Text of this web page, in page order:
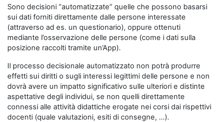
Sono decisioni “automatizzate” quelle che possono basarsi
sui dati forniti direttamente dalle persone interessate
(attraverso ad es. un questionario), oppure ottenuti
mediante l’osservazione delle persone (come i dati sulla
posizione raccolti tramite un’App).
Il processo decisionale automatizzato non potrà produrre
effetti sui diritti o sugli interessi legittimi delle persone e non
dovrà avere un impatto significativo sulle ulteriori e distinte
aspettative degli individui, se non quelli direttamente
connessi alle attività didattiche erogate nei corsi dai rispettivi
docenti (quale valutazioni, esiti di consegne, …).